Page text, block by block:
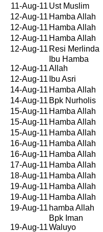
11-Aug-11 Ust Muslim
12-Aug-11 Hamba Allah
12-Aug-11 Hamba Allah
12-Aug-11 Hamba Allah
12-Aug-11 Resi Merlinda
12-Aug-11
Ibu Hamba
Allah
12-Aug-11 Ibu Asri
14-Aug-11 Hamba Allah
14-Aug-11 Bpk Nurholis
15-Aug-11 Hamba Allah
15-Aug-11 Hamba Allah
15-Aug-11 Hamba Allah
16-Aug-11 Hamba Allah
16-Aug-11 Hamba Allah
17-Aug-11 Hamba Allah
18-Aug-11 Hamba Allah
19-Aug-11 Hamba Allah
19-Aug-11 Hamba Allah
19-Aug-11 hamba Allah
19-Aug-11
Bpk Iman
Waluyo